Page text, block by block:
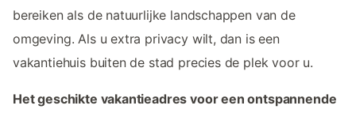
bereiken als de natuurlijke landschappen van de
omgeving. Als u extra privacy wilt, dan is een
vakantiehuis buiten de stad precies de plek voor u.
Het geschikte vakantieadres voor een ontspannende